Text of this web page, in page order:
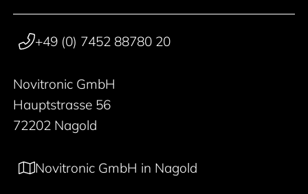
+49 (0) 7452 88780 20
Novitronic GmbH
Hauptstrasse 56
72202 Nagold
Novitronic GmbH in Nagold